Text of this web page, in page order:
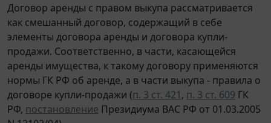
Договор аренды с правом выкупа рассматривается
как смешанный договор, содержащий в себе
элементы договора аренды и договора купли-
продажи. Соответственно, в части, касающейся
аренды имущества, к такому договору применяются
нормы ГК РФ об аренде, а в части выкупа - правила о
договоре купли-продажи (п. 3 ст. 421, п. 3 ст. 609 ГК
РФ, постановление Президиума ВАС РФ от 01.03.2005